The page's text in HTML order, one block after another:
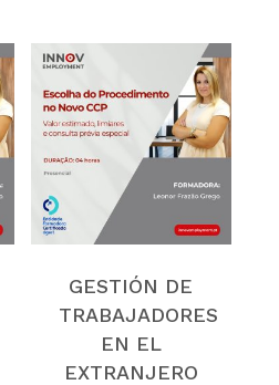
GESTIÓN DE
TRABAJADORES
EN EL
EXTRANJERO